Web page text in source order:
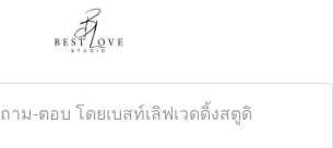
ถาม-ตอบ โดยเบสท์เลิฟเวดดิ้งสตูดิ